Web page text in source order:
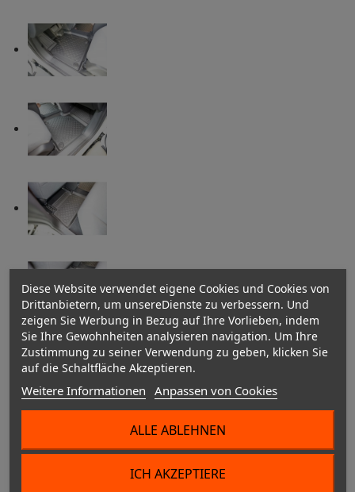
Diese Website verwendet eigene Cookies und Cookies von
Drittanbietern, um unsereDienste zu verbessern. Und
zeigen Sie Werbung in Bezug auf Ihre Vorlieben, indem
Sie Ihre Gewohnheiten analysieren navigation. Um Ihre
Zustimmung zu seiner Verwendung zu geben, klicken Sie
auf die Schaltfläche Akzeptieren.
Weitere Informationen Anpassen von Cookies
ALLE ABLEHNEN
ICH AKZEPTIERE